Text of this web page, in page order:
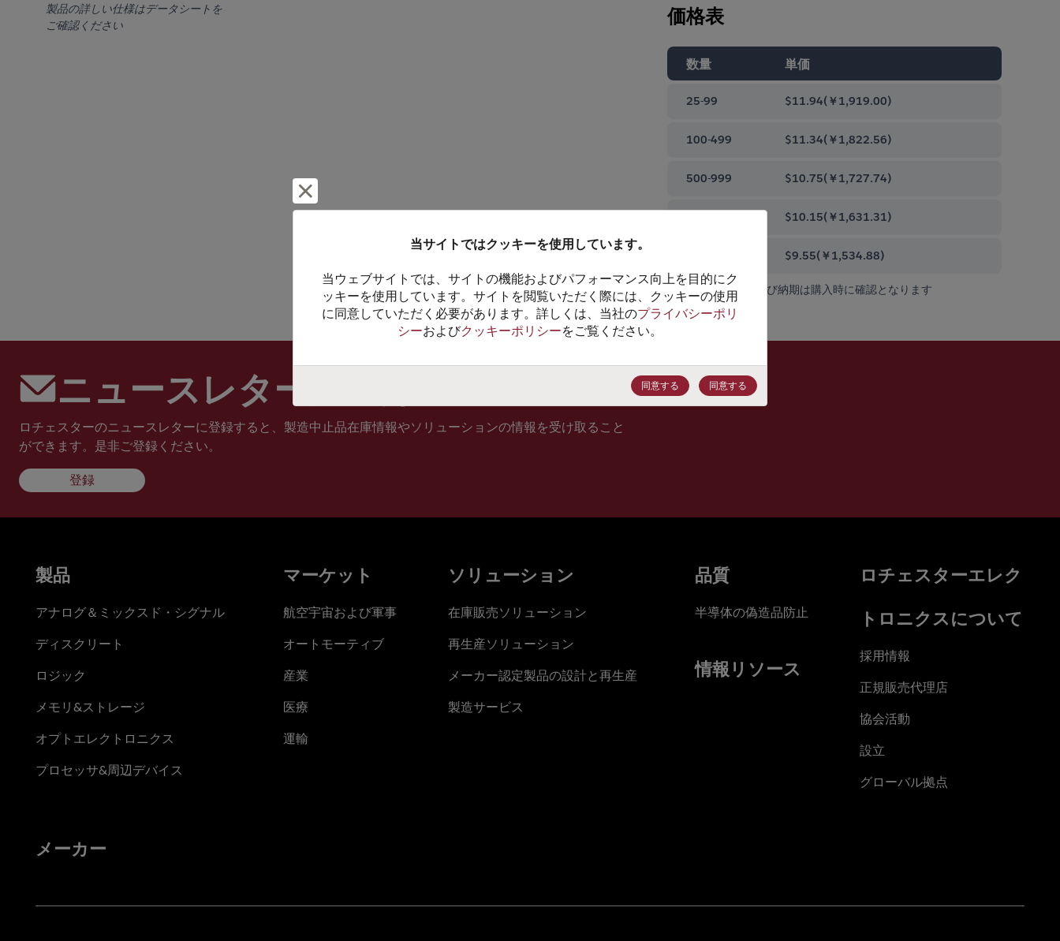
製品の詳しい仕様はデータシートを
ご確認ください
価格表
数量 単価
25-99 $11.94(￥1,919.00)
100-499 $11.34(￥1,822.56)
500-999 $10.75(￥1,727.74)
$10.15(￥1,631.31)
$9.55(￥1,534.88)
価格、在庫状況および納期は購入時に確認となります
ニュースレターに登録
ロチェスターのニュースレターに登録すると、製造中止品在庫情報やソリューションの情報を受け取ること
ができます。是非ご登録ください。
登録
当サイトではクッキーを使用しています。
当ウェブサイトでは、サイトの機能およびパフォーマンス向上を目的にク
ッキーを使用しています。サイトを閲覧いただく際には、クッキーの使用
に同意していただく必要があります。詳しくは、当社のプライバシーポリ
シーおよびクッキーポリシーをご覧ください。
同意する 同意する
製品
アナログ＆ミックスド・シグナル
ディスクリート
ロジック
メモリ&ストレージ
オプトエレクトロニクス
プロセッサ&周辺デバイス
マーケット
航空宇宙および軍事
オートモーティブ
産業
医療
運輸
ソリューション
在庫販売ソリューション
再生産ソリューション
メーカー認定製品の設計と再生産
製造サービス
品質
半導体の偽造品防止
情報リソース
ロチェスターエレク
トロニクスについて
採用情報
正規販売代理店
協会活動
設立
グローバル拠点
メーカー